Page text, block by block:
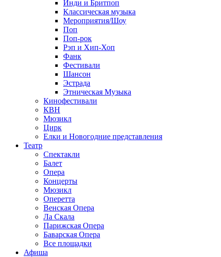
Инди и Бритпоп
Классическая музыка
Мероприятия/Шоу
Поп
Поп-рок
Рэп и Хип-Хоп
Фанк
Фестивали
Шансон
Эстрада
Этническая Музыка
Кинофестивали
КВН
Мюзикл
Цирк
Елки и Новогодние представления
Театр
Спектакли
Балет
Опера
Концерты
Мюзикл
Оперетта
Венская Опера
Ла Скала
Парижская Опера
Баварская Опера
Все площадки
Афиша